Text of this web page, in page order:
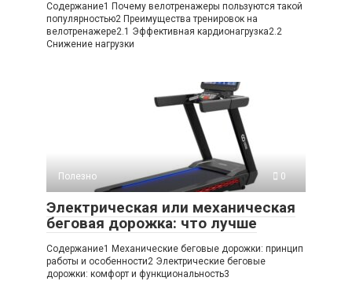
Содержание1 Почему велотренажеры пользуются такой
популярностью2 Преимущества тренировок на
велотренажере2.1 Эффективная кардионагрузка2.2
Снижение нагрузки
Полезно 0
Электрическая или механическая
беговая дорожка: что лучше
Содержание1 Механические беговые дорожки: принцип
работы и особенности2 Электрические беговые
дорожки: комфорт и функциональность3